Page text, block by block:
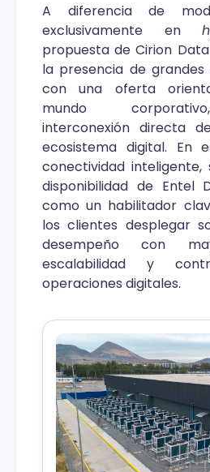
A diferencia de
exclusivamente en
propuesta de Cirion
la presencia de
con una oferta
mundo
interconexión directa
ecosistema digital. En
conectividad
disponibilidad de Entel
como un habilitador
los clientes desplegar
desempeño con
escalabilidad y
operaciones digitales.